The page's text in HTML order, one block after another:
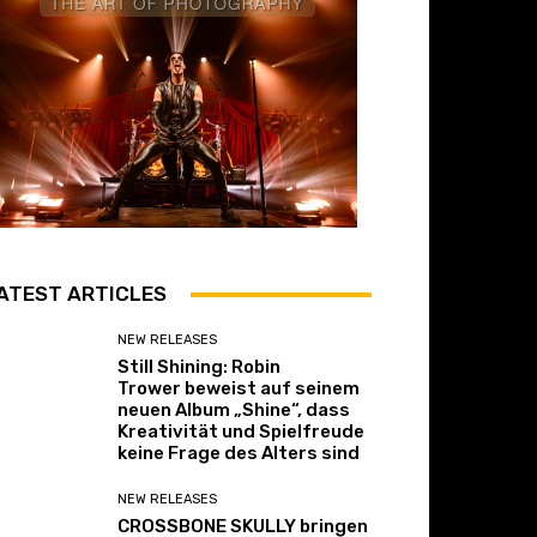
ARTICLES
NEW RELEASES
Still Shining: Robin
Trower beweist auf seinem
neuen Album „Shine“, dass
Kreativität und Spielfreude
keine Frage des Alters sind
NEW RELEASES
CROSSBONE SKULLY bringen